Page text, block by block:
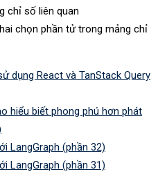
chỉ số liên quan
chọn phần tử trong mảng chỉ
dụng React và TanStack Query
hiểu biết phong phú hơn phát
LangGraph (phần 32)
LangGraph (phần 31)